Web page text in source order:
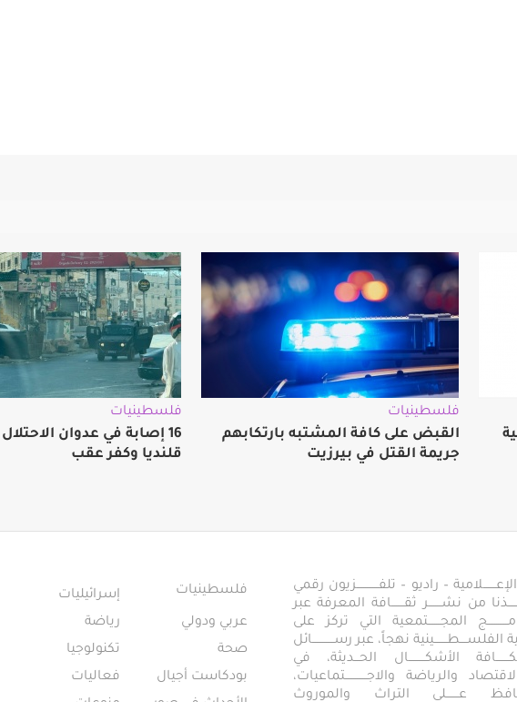
فلسطينيات
القبض على كافة المشتبه بارتكابهم
جريمة القتل في بيرزيت
فلسطينيات
16 إصابة في عدوان
قلنديا وكفر عقب
– راديو – تلفــــــــــــزيون رقمي
من نشـــــــر ثقـــــــافة المعرفة عبر
المجـــــــتمعية التي تركز على
نهجاً، عبر رســــــــــــائل
الأشكـــــــــال الحـــديثة، في
والرياضة والاجــــــــــــتماعيات،
عـــــــلى التراث والموروث
فلسطينيات
إسرائيليات
عربي ودولي
رياضة
صحة
تكنولوجيا
بودكاست أجيال
فعاليات